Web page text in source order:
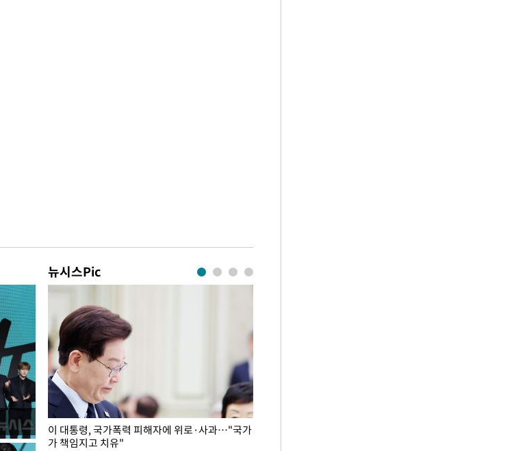
뉴시스Pic
이 대통령, 국가폭력 피해자에 위로·사과…"국가
가 책임지고 치유"